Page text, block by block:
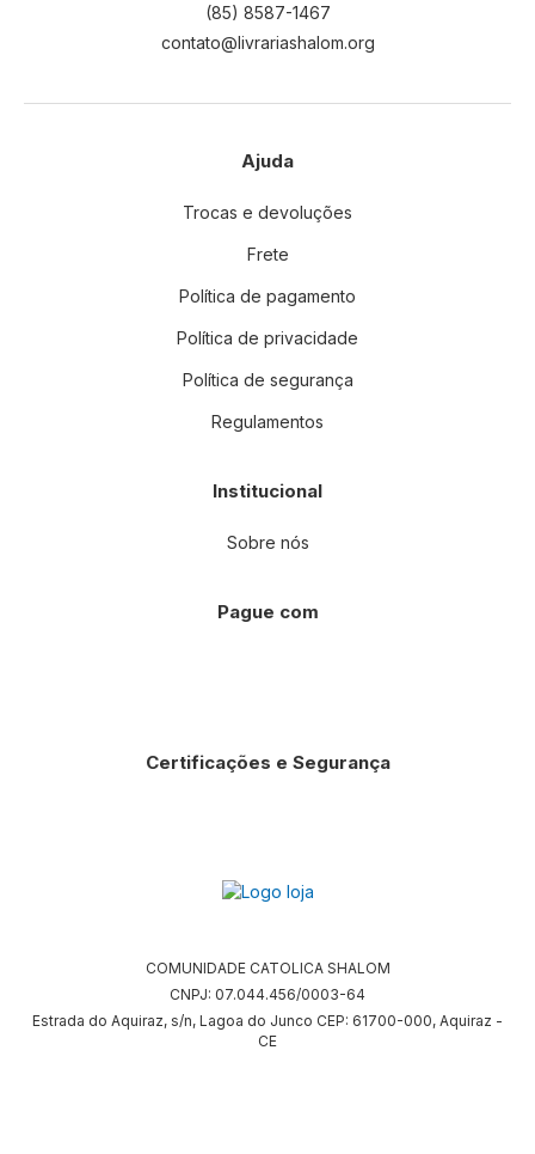
(85) 8587-1467
contato@livrariashalom.org
Ajuda
Trocas e devoluções
Frete
Política de pagamento
Política de privacidade
Política de segurança
Regulamentos
Institucional
Sobre nós
Pague com
Certificações e Segurança
COMUNIDADE CATOLICA SHALOM
CNPJ: 07.044.456/0003-64
Estrada do Aquiraz, s/n, Lagoa do Junco CEP: 61700-000, Aquiraz -
CE